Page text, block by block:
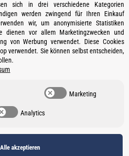
•Impressum
sich in drei verschiedene Kategorien
werden zwingend für Ihren Einkauf
wir, um anonymisierte Statistiken
dienen vor allem Marketingzwecken und
von Werbung verwendet. Diese Cookies
verwendet. Sie können selbst entscheiden,
Marketing
Analytics
Alle akzeptieren